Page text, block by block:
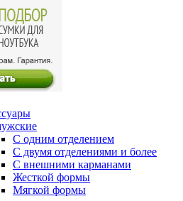
С одним отделением
С двумя отделениями и более
С внешними карманами
Жесткой формы
Мягкой формы